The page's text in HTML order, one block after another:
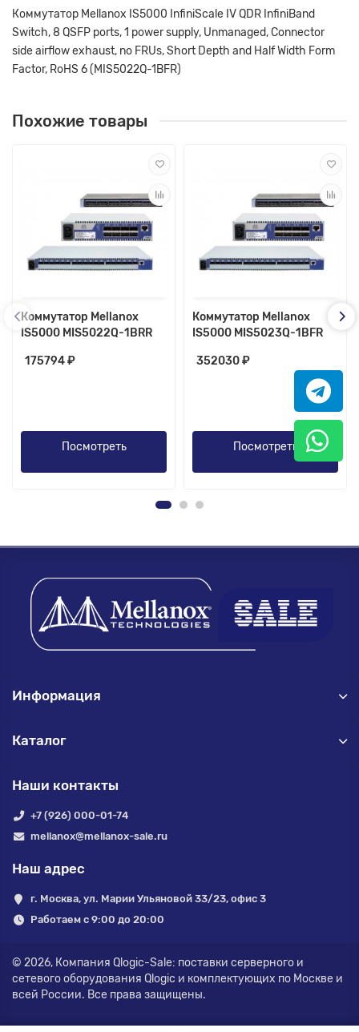
Коммутатор Mellanox IS5000 InfiniScale IV QDR InfiniBand
Switch, 8 QSFP ports, 1 power supply, Unmanaged, Connector
side airflow exhaust, no FRUs, Short Depth and Half Width Form
Factor, RoHS 6 (MIS5022Q-1BFR)
Похожие товары
Коммутатор Mellanox
IS5000 MIS5022Q-1BRR
175794 ₽
Посмотреть
Коммутатор Mellanox
IS5000 MIS5023Q-1BFR
352030 ₽
Посмотреть
Информация
Каталог
Наши контакты
+7 (926) 000-01-74
mellanox@mellanox-sale.ru
Наш адрес
г. Москва, ул. Марии Ульяновой 33/23, офис 3
Работаем с 9:00 до 20:00
© 2026, Компания Qlogic-Sale: поставки серверного и
сетевого оборудования Qlogic и комплектующих по Москве и
всей России. Все права защищены.